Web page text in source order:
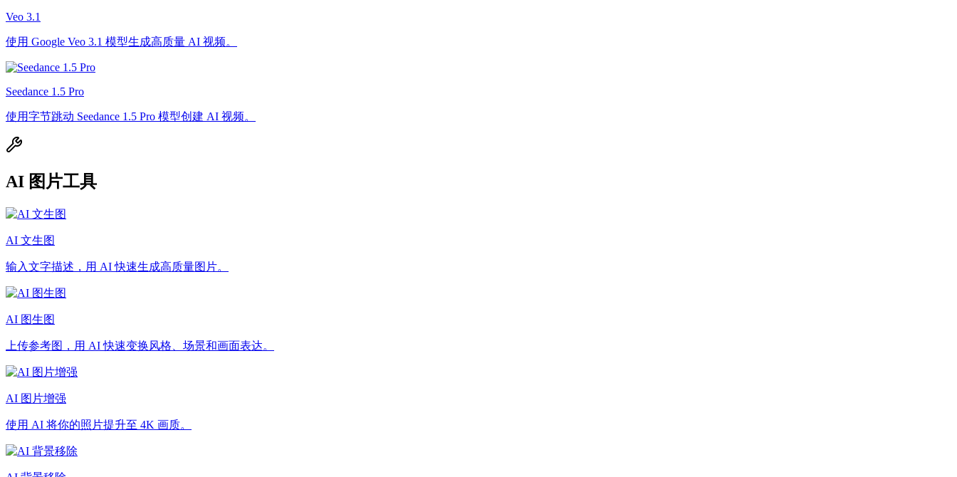
Veo 3.1
使用 Google Veo 3.1 模型生成高质量 AI 视频。
Seedance 1.5 Pro
使用字节跳动 Seedance 1.5 Pro 模型创建 AI 视频。
AI 图片工具
AI 文生图
输入文字描述，用 AI 快速生成高质量图片。
AI 图生图
上传参考图，用 AI 快速变换风格、场景和画面表达。
AI 图片增强
使用 AI 将你的照片提升至 4K 画质。